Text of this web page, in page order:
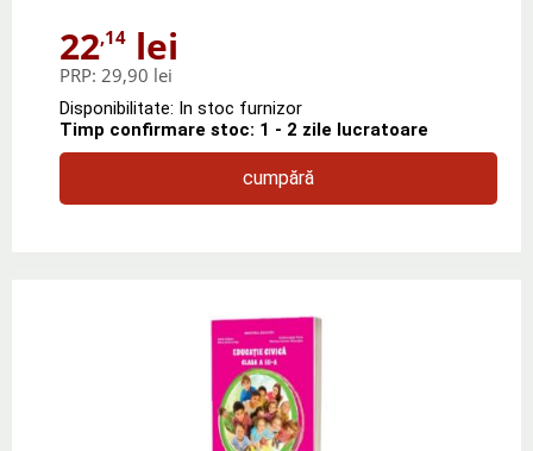
22,14 lei
PRP: 29,90 lei
Disponibilitate: In stoc furnizor
Timp confirmare stoc: 1 - 2 zile lucratoare
cumpără